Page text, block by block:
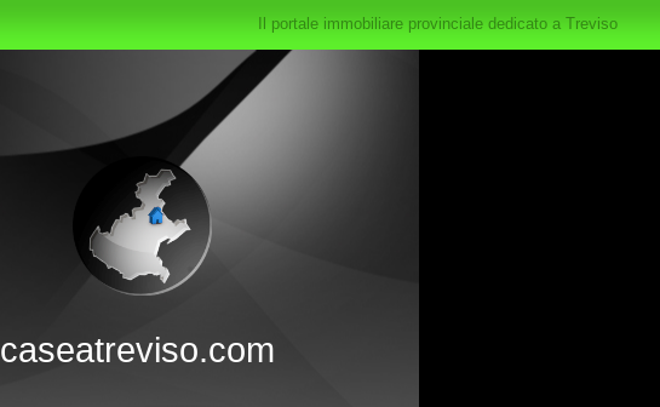
caseatreviso.com
Il portale immobiliare provinciale dedicato a Treviso